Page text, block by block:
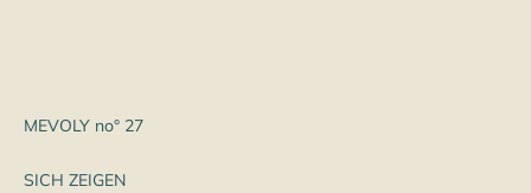
MEVOLY no° 27
SICH ZEIGEN